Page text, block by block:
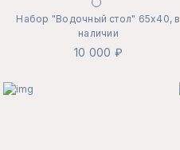
Набор "Водочный стол" 65х40, в
наличии
10 000 ₽